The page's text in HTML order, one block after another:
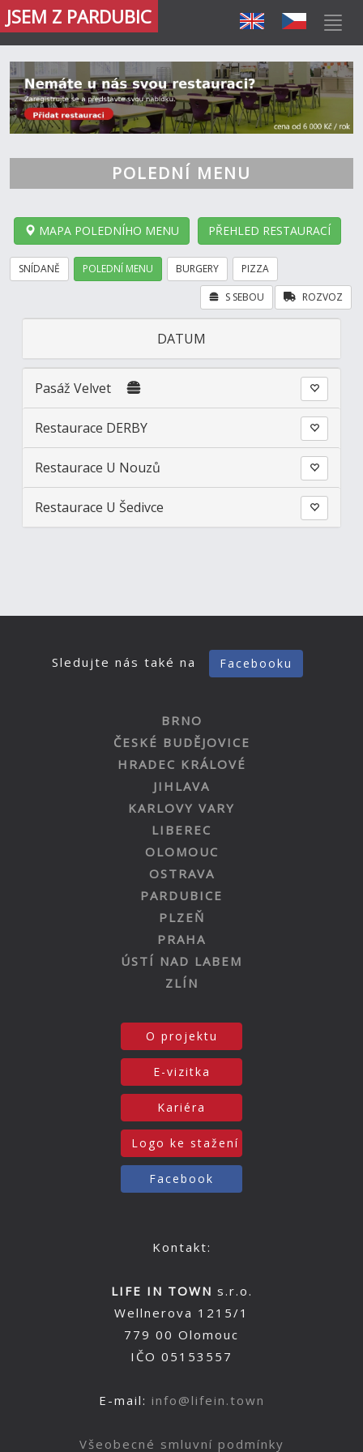
JSEM Z PARDUBIC
POLEDNÍ MENU
MAPA POLEDNÍHO MENU PŘEHLED RESTAURACÍ
SNÍDANĚ POLEDNÍ MENU BURGERY PIZZA
ROZVOZ
S SEBOU
DATUM
Pasáž Velvet
Restaurace DERBY
Restaurace U Nouzů
Restaurace U Šedivce
Sledujte nás také na Facebooku
BRNO
ČESKÉ BUDĚJOVICE
HRADEC KRÁLOVÉ
JIHLAVA
KARLOVY VARY
LIBEREC
OLOMOUC
OSTRAVA
PARDUBICE
PLZEŇ
PRAHA
ÚSTÍ NAD LABEM
ZLÍN
O projektu
E-vizitka
Kariéra
Logo ke stažení
Facebook
Kontakt:
LIFE IN TOWN s.r.o.
Wellnerova 1215/1
779 00 Olomouc
IČO 05153557
E-mail: info@lifein.town
Všeobecné smluvní podmínky